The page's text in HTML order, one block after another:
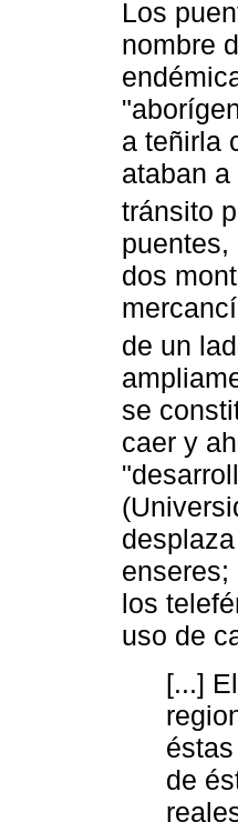
Los
nombre
a teñirla
ataban
tránsito
dos
de un
se
caer y
los
uso de
[...]
de